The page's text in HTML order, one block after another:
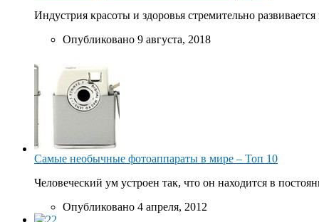
Индустрия красоты и здоровья стремительно
Опубликовано 9 августа, 2018
Самые необычные фотоаппараты в мире – Топ 10
Человеческий ум устроен так, что он находится в
Опубликовано 4 апреля, 2012